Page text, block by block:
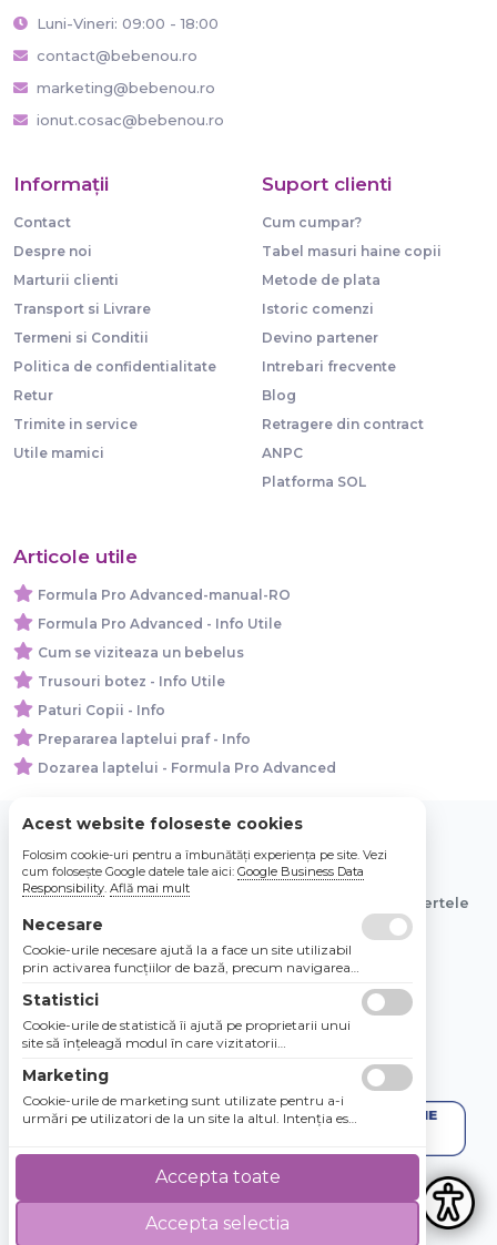
Luni-Vineri: 09:00 - 18:00
contact@bebenou.ro
marketing@bebenou.ro
ionut.cosac@bebenou.ro
Informaţii
Contact
Despre noi
Marturii clienti
Transport si Livrare
Termeni si Conditii
Politica de confidentialitate
Retur
Trimite in service
Utile mamici
Suport clienti
Cum cumpar?
Tabel masuri haine copii
Metode de plata
Istoric comenzi
Devino partener
Intrebari frecvente
Blog
Retragere din contract
ANPC
Platforma SOL
Articole utile
Formula Pro Advanced-manual-RO
Formula Pro Advanced - Info Utile
Cum se viziteaza un bebelus
Trusouri botez - Info Utile
Paturi Copii - Info
Prepararea laptelui praf - Info
Dozarea laptelui - Formula Pro Advanced
© 2026 Bebe Nou Online Store SRL
Toate preturile sunt exprimate in lei si includ tva. Ofertele
sunt valabile in limita stocului disponibil.
4.8 / 5 ★★★★★
Acest website foloseste cookies
Folosim cookie-uri pentru a îmbunătăți experiența pe site. Vezi
cum folosește Google datele tale aici: Google Business Data
Responsibility. Află mai mult
Necesare
Cookie-urile necesare ajută la a face un site utilizabil
prin activarea funcţiilor de bază, precum navigarea
Site-ul nu poate funcţiona corespunzător fără aceste
cookie-uri.
Statistici
Cookie-urile de statistică îi ajută pe proprietarii unui
site să înţeleagă modul în care vizitatorii
raportarea informaţiilor în mod anonim.
Marketing
Cookie-urile de marketing sunt utilizate pentru a-i
urmări pe utilizatori de la un site la altul. Intenţia este
utilizatorii individuali, aşadar ele sunt mai valoroase
pentru agenţiile de puiblicitate şi părţile terţe care se
Accepta selectia
Accepta toate